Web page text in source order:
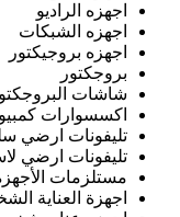
اجهزه الراديو
اجهزه الشبكات
اجهزه بروجيكتور
بروجكتور
شاشات
اكسسوارات
تليفونات ارضي
تليفونات ارضي
مستلزمات الأجهزة
اجهزة العناية